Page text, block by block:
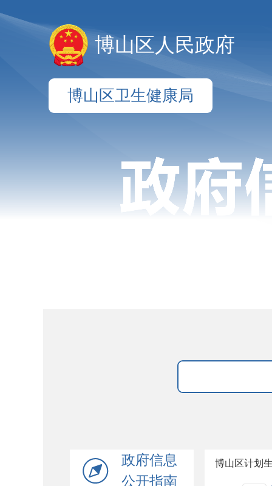
博山区人民政府
博山区卫生健康局
政府信息
公开指南
博山区计划